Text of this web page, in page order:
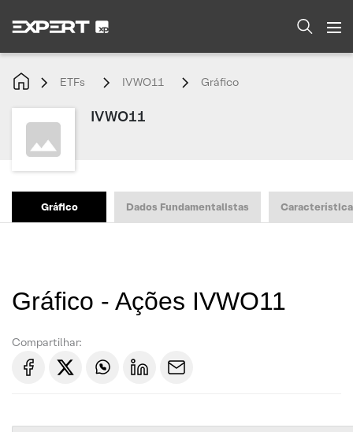
ETFs IVWO11 Gráfico
IVWO11
Gráfico Dados Fundamentalistas
Gráfico - Ações IVWO11
Compartilhar: